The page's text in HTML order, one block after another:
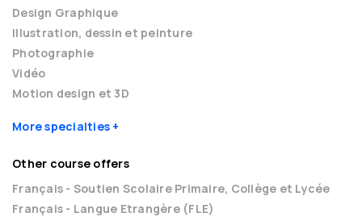
Design Graphique
Illustration, dessin et peinture
Photographie
Vidéo
Motion design et 3D
More specialties
Other course offers
Français - Soutien Scolaire Primaire, Collège et Lycée
Français - Langue Etrangère (FLE)